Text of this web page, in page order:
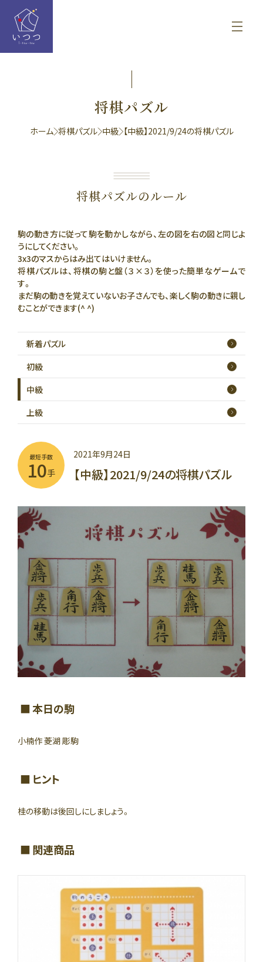
将棋パズル
ホーム 将棋パズル 中級 【中級】2021/9/24の将棋パズル
将棋パズルのルール
駒の動き方に従って駒を動かしながら、左の図を右の図と同じよ
うにしてください。
3x3のマスからはみ出てはいけません。
将棋パズルは、将棋の駒と盤（３×３）を使った簡単なゲームで
す。
まだ駒の動きを覚えていないお子さんでも、楽しく駒の動きに親し
むことができます(^ ^)
新着パズル
初級
中級
上級
最短手数
10手
2021年9月24日
【中級】2021/9/24の将棋パズル
本日の駒
小楠作 菱湖 彫駒
ヒント
桂の移動は後回しにしましょう。
関連商品